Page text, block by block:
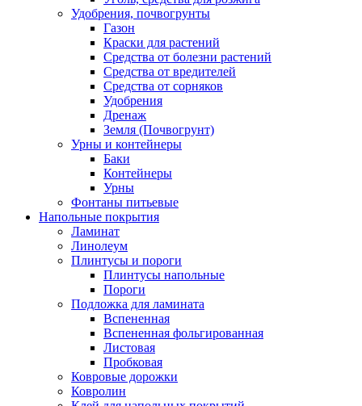
Удобрения, почвогрунты
Газон
Краски для растений
Средства от болезни растений
Средства от вредителей
Средства от сорняков
Удобрения
Дренаж
Земля (Почвогрунт)
Урны и контейнеры
Баки
Контейнеры
Урны
Фонтаны питьевые
Напольные покрытия
Ламинат
Линолеум
Плинтусы и пороги
Плинтусы напольные
Пороги
Подложка для ламината
Вспененная
Вспененная фольгированная
Листовая
Пробковая
Ковровые дорожки
Ковролин